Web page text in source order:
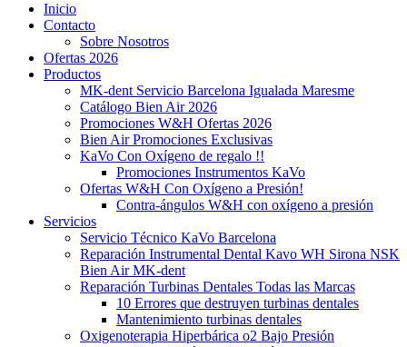
Inicio
Contacto
Sobre Nosotros
Ofertas 2026
Productos
MK-dent Servicio Barcelona Igualada Maresme
Catálogo Bien Air 2026
Promociones W&H Ofertas 2026
Bien Air Promociones Exclusivas
KaVo Con Oxígeno de regalo !!
Promociones Instrumentos KaVo
Ofertas W&H Con Oxígeno a Presión!
Contra-ángulos W&H con oxígeno a presión
Servicios
Servicio Técnico KaVo Barcelona
Reparación Instrumental Dental Kavo WH Sirona NSK
Bien Air MK-dent
Reparación Turbinas Dentales Todas las Marcas
10 Errores que destruyen turbinas dentales
Mantenimiento turbinas dentales
Oxigenoterapia Hiperbárica o2 Bajo Presión